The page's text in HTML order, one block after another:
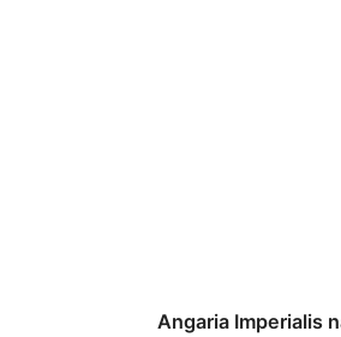
Angaria Imperialis